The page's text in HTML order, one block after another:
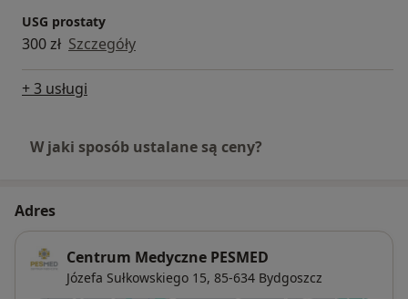
USG prostaty
300 zł Szczegóły
+ 3 usługi
W jaki sposób ustalane są ceny?
Adres
Centrum Medyczne PESMED
Józefa Sułkowskiego 15, 85-634 Bydgoszcz